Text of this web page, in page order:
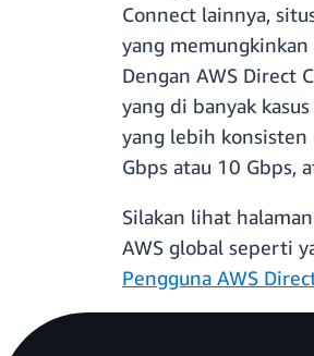
Connect lainnya,
yang
Dengan AWS Direct
yang di banyak
yang lebih konsisten
Gbps atau 10 Gbps,
Silakan lihat
AWS global seperti
Pengguna AWS